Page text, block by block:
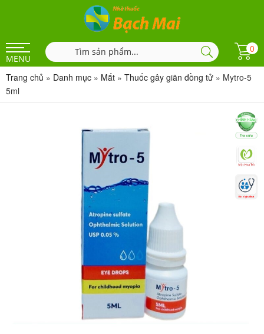
MENU
0
Trang chủ » Danh mục » Mắt » Thuốc gây giãn đồng tử » Mytro-5
5ml